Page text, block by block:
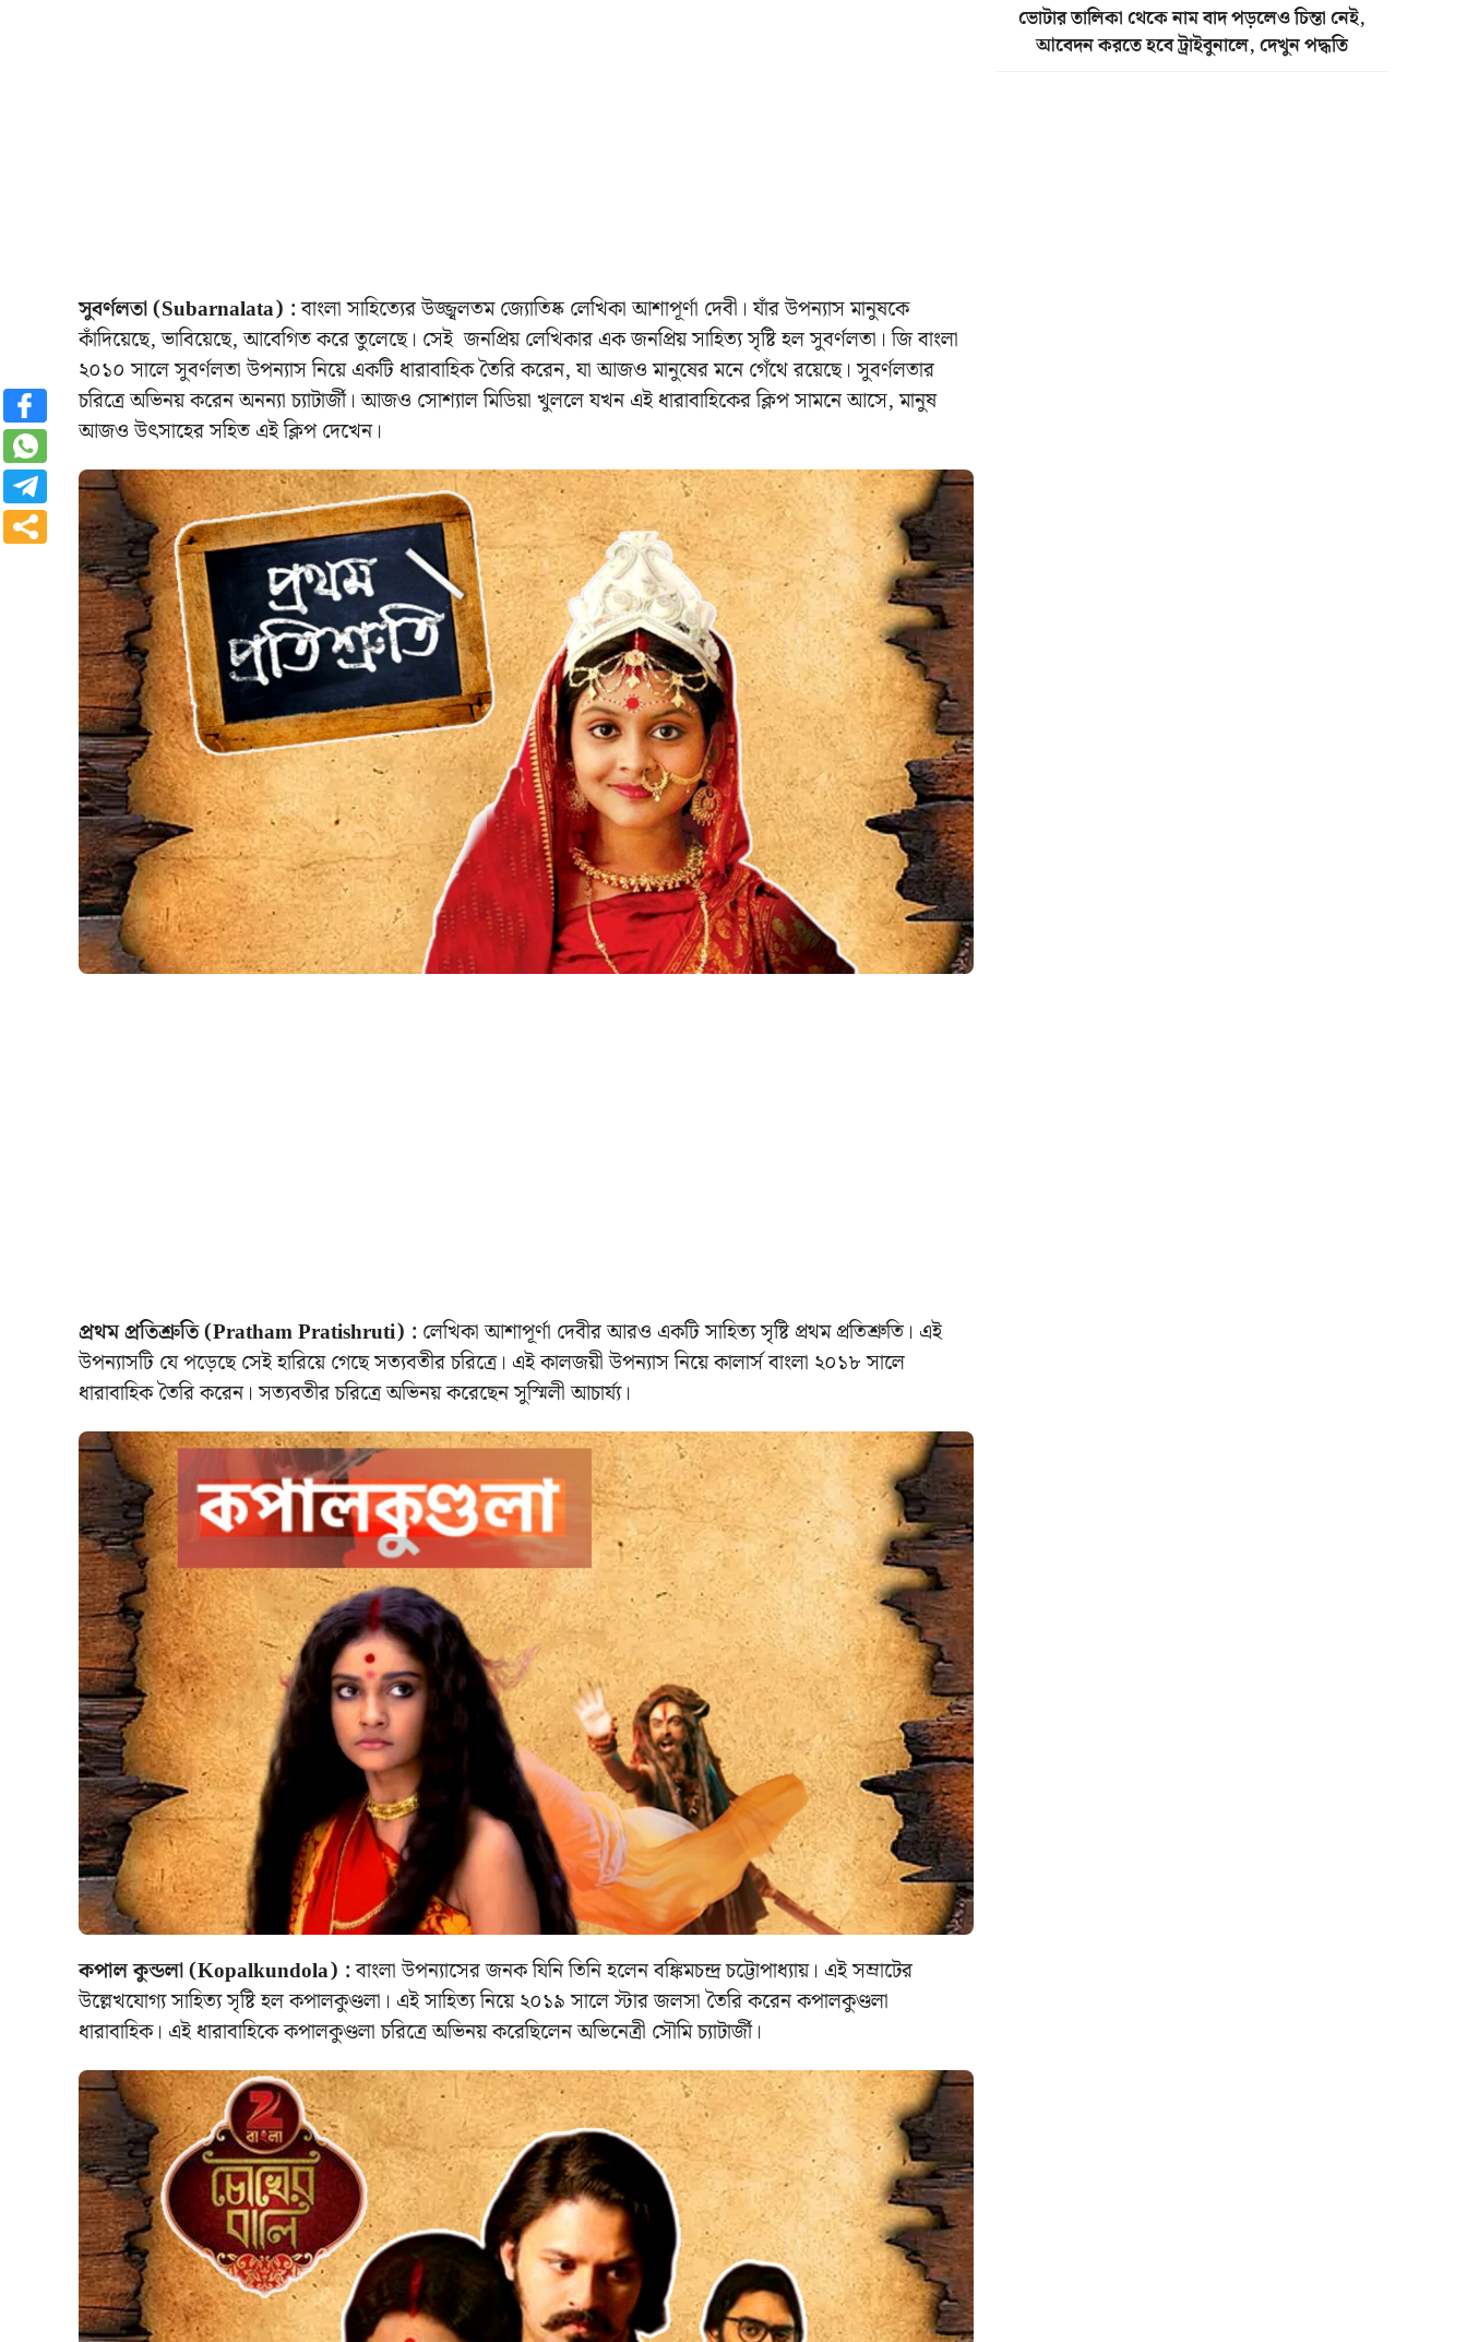
সুবর্ণলতা (Subarnalata) :বাংলা সাহিত্যের উজ্জ্বলতম জ্যোতিষ্ক লেখিকা আশাপূর্ণা দেবী। যাঁর উপন্যাস মানুষকে
কাঁদিয়েছে, ভাবিয়েছে, আবেগিত করে তুলেছে। সেই জনপ্রিয় লেখিকার এক জনপ্রিয় সাহিত্য সৃষ্টি হল সুবর্ণলতা। জি বাংলা
২০১০ সালে সুবর্ণলতা উপন্যাস নিয়ে একটি ধারাবাহিক তৈরি করেন, যা আজও মানুষের মনে গেঁথে রয়েছে। সুবর্ণলতার
চরিত্রে অভিনয় করেন অনন্যা চ্যাটার্জী। আজও সোশ্যাল মিডিয়া খুললে যখন এই ধারাবাহিকের ক্লিপ সামনে আসে, মানুষ
আজও উৎসাহের সহিত এই ক্লিপ দেখেন।
প্রথম প্রতিশ্রুতি (Pratham Pratishruti) : লেখিকা আশাপূর্ণা দেবীর আরও একটি সাহিত্য সৃষ্টি প্রথম প্রতিশ্রুতি। এই
উপন্যাসটি যে পড়েছে সেই হারিয়ে গেছে সত্যবতীর চরিত্রে। এই কালজয়ী উপন্যাস নিয়ে কালার্স বাংলা ২০১৮ সালে
ধারাবাহিক তৈরি করেন। সত্যবতীর চরিত্রে অভিনয় করেছেন সুস্মিলী আচার্য্য।
কপাল কুন্ডলা (Kopalkundola) :বাংলা উপন্যাসের জনক যিনি তিনি হলেন বঙ্কিমচন্দ্র চট্টোপাধ্যায়। এই সম্রাটের
উল্লেখযোগ্য সাহিত্য সৃষ্টি হল কপালকুণ্ডলা। এই সাহিত্য নিয়ে ২০১৯ সালে স্টার জলসা তৈরি করেন কপালকুণ্ডলা
ধারাবাহিক। এই ধারাবাহিকে কপালকুণ্ডলা চরিত্রে অভিনয় করেছিলেন অভিনেত্রী সৌমি চ্যাটার্জী।
ভোটার তালিকা থেকে নাম বাদ পড়লেও চিন্তা নেই,
আবেদন করতে হবে ট্রাইবুনালে, দেখুন পদ্ধতি